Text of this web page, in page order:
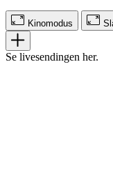
Kinomodus
Se livesendingen her.